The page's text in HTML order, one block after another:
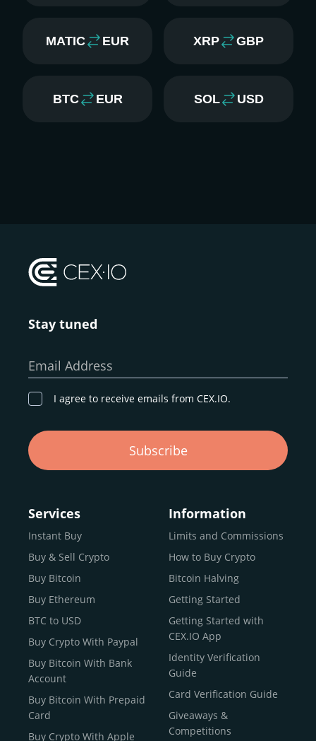
MATIC EUR XRP GBP
BTC EUR SOL USD
Stay tuned
Email Address
I agree to receive emails from CEX.IO.
Subscribe
Services
Instant Buy
Buy & Sell Crypto
Buy Bitcoin
Buy Ethereum
BTC to USD
Buy Crypto With Paypal
Buy Bitcoin With Bank
Account
Buy Bitcoin With Prepaid
Card
Buy Crypto With Apple
Information
Limits and Commissions
How to Buy Crypto
Bitcoin Halving
Getting Started
Getting Started with
CEX.IO App
Identity Verification
Guide
Card Verification Guide
Giveaways &
Competitions